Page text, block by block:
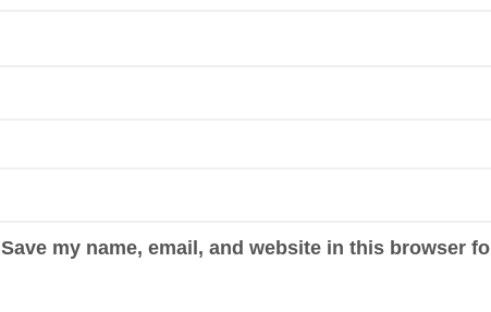
Save my name, email, and website in this browser